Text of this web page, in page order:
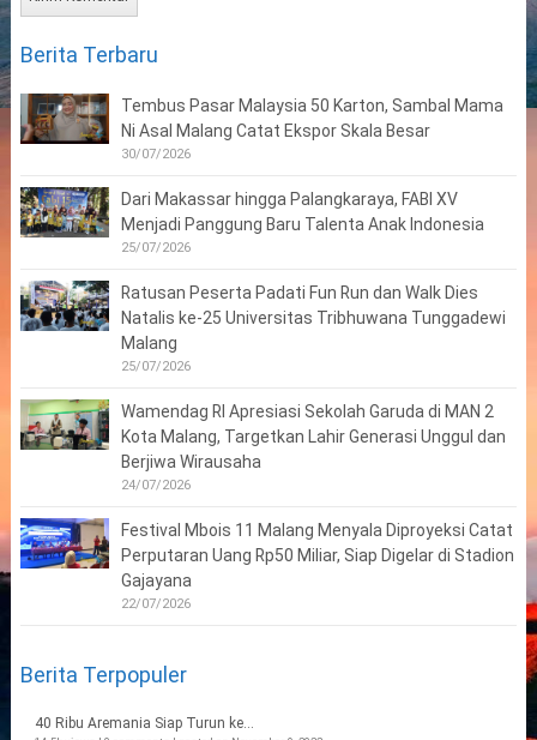
Berita Terbaru
Tembus Pasar Malaysia 50 Karton, Sambal Mama
Ni Asal Malang Catat Ekspor Skala Besar
30/07/2026
Dari Makassar hingga Palangkaraya, FABI XV
Menjadi Panggung Baru Talenta Anak Indonesia
25/07/2026
Ratusan Peserta Padati Fun Run dan Walk Dies
Natalis ke-25 Universitas Tribhuwana Tunggadewi
Malang
25/07/2026
Wamendag RI Apresiasi Sekolah Garuda di MAN 2
Kota Malang, Targetkan Lahir Generasi Unggul dan
Berjiwa Wirausaha
24/07/2026
Festival Mbois 11 Malang Menyala Diproyeksi Catat
Perputaran Uang Rp50 Miliar, Siap Digelar di Stadion
Gajayana
22/07/2026
Berita Terpopuler
40 Ribu Aremania Siap Turun ke...